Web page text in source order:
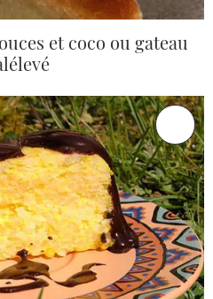
et coco ou gateau